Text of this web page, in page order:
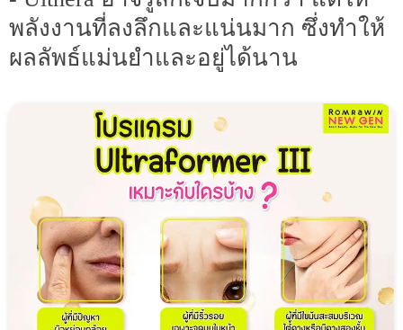
พลังงานที่ลงลึกและแน่นมาก ซึ่งทำให้
ผลลัพธ์แม่นยำและอยู่ได้นาน